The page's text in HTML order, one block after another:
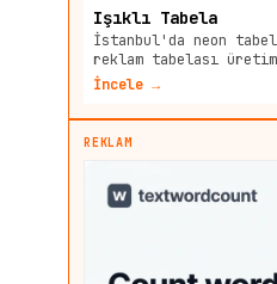
Işıklı Tabela
İstanbul'da neon
reklam tabelası
İncele →
REKLAM